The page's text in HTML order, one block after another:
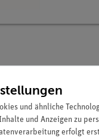
müssen von
und ähnliche
und Anzeigen zu
erfolgt